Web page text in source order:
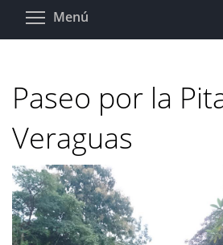
Pasar
Menú
Paseo por la
Veraguas